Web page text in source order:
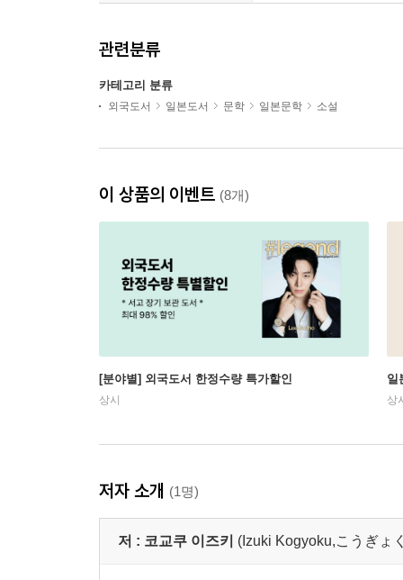
관련분류
카테고리 분류
외국도서 일본도서 문학 일본문학 소설
이 상품의 이벤트 (8개)
[분야별] 외국도서 한정수량 특가할인
상시
일
상
저자 소개 (1명)
저 : 코교쿠 이즈키 (Izuki Kogyoku,こうぎょ